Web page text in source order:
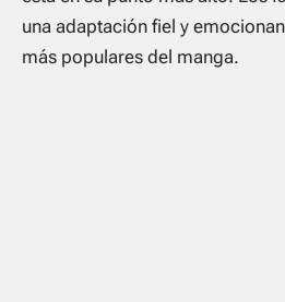
una adaptación fiel y
más populares del manga.